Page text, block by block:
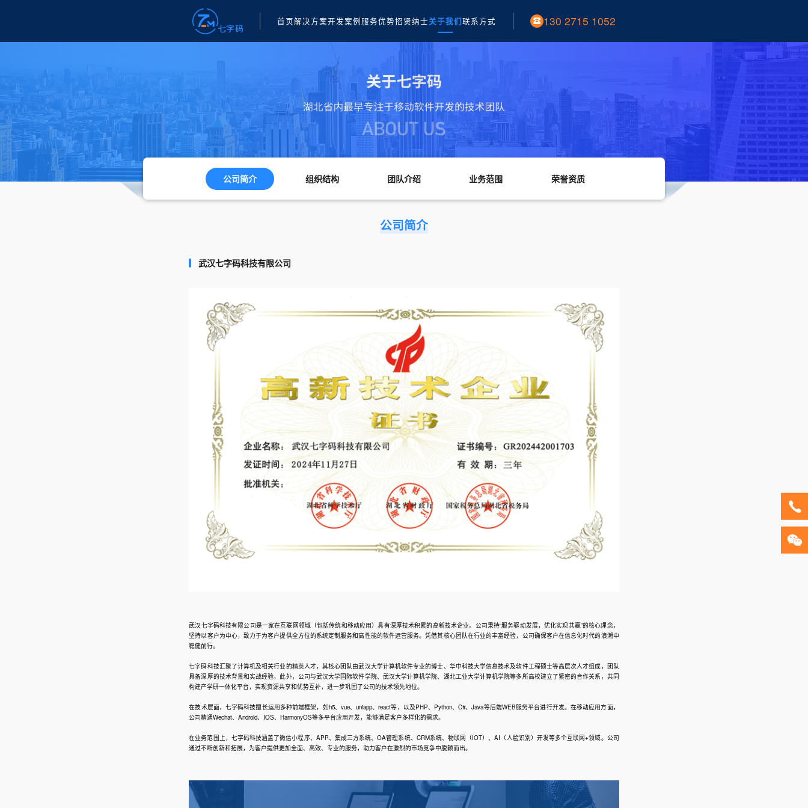
首页解决方案开发案例服务优势招贤纳士关于我们联系方式 130 2715 1052
公司简介 组织结构 团队介绍 业务范围 荣誉资质
公司简介
武汉七字码科技有限公司
武汉七字码科技有限公司是一家在互联网领域（包括传统和移动应用）具有深厚技术积累的高新技术企业。公司秉持“服务驱动发展，优化实现共赢”的核心理念，
坚持以客户为中心，致力于为客户提供全方位的系统定制服务和高性能的软件运营服务。凭借其核心团队在行业的丰富经验，公司确保客户在信息化时代的浪潮中
稳健前行。
七字码科技汇聚了计算机及相关行业的精英人才，其核心团队由武汉大学计算机软件专业的博士、华中科技大学信息技术及软件工程硕士等高层次人才组成，团队
具备深厚的技术背景和实战经验。此外，公司与武汉大学国际软件学院、武汉大学计算机学院、湖北工业大学计算机学院等多所高校建立了紧密的合作关系，共同
构建产学研一体化平台，实现资源共享和优势互补，进一步巩固了公司的技术领先地位。
在技术层面，七字码科技擅长运用多种前端框架，如h5、vue、uniapp、react等，以及PHP、Python、C#、Java等后端WEB服务平台进行开发。在移动应用方面，
公司精通Wechat、Android、IOS、HarmonyOS等多平台应用开发，能够满足客户多样化的需求。
在业务范围上，七字码科技涵盖了微信小程序、APP、集成三方系统、OA管理系统、CRM系统、物联网（IOT）、AI（人脸识别）开发等多个互联网+领域。公司
通过不断创新和拓展，为客户提供更加全面、高效、专业的服务，助力客户在激烈的市场竞争中脱颖而出。